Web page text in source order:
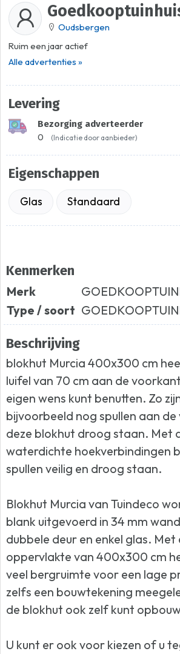
Oudsbergen
Ruim een jaar actief
Alle advertenties »
Levering
Bezorging adverteerder
0 (Indicatie door aanbieder)
Eigenschappen
Glas Standaard
Kenmerken
Merk
Type / soort
Beschrijving
blokhut Murcia 400x300 cm
luifel van 70 cm aan de
eigen wens kunt benutten. Zo
bijvoorbeeld nog spullen aan
deze blokhut droog staan. Met
waterdichte hoekverbindingen
spullen veilig en droog staan.
Blokhut Murcia van Tuindeco
blank uitgevoerd in 34 mm
dubbele deur en enkel glas. Met
oppervlakte van 400x300 cm
veel bergruimte voor een lage
zelfs een bouwtekening
de blokhut ook zelf kunt
U kunt er ook voor kiezen of u